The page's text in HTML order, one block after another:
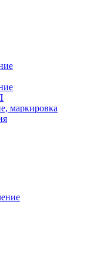
маркировка